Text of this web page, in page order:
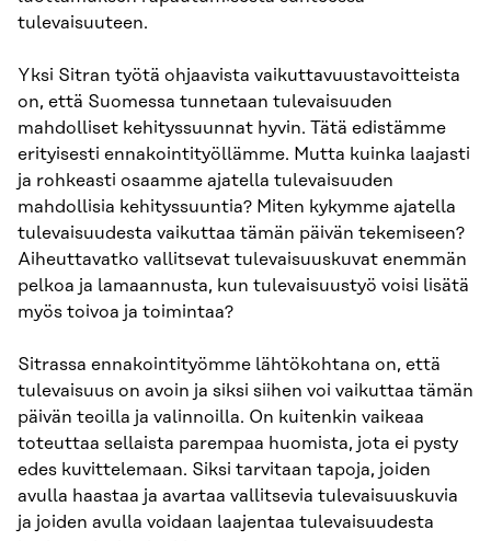
tulevaisuuteen.
Yksi Sitran työtä ohjaavista vaikuttavuustavoitteista
on, että Suomessa tunnetaan tulevaisuuden
mahdolliset kehityssuunnat hyvin. Tätä edistämme
erityisesti ennakointityöllämme. Mutta kuinka laajasti
ja rohkeasti osaamme ajatella tulevaisuuden
mahdollisia kehityssuuntia? Miten kykymme ajatella
tulevaisuudesta vaikuttaa tämän päivän tekemiseen?
Aiheuttavatko vallitsevat tulevaisuuskuvat enemmän
pelkoa ja lamaannusta, kun tulevaisuustyö voisi lisätä
myös toivoa ja toimintaa?
Sitrassa ennakointityömme lähtökohtana on, että
tulevaisuus on avoin ja siksi siihen voi vaikuttaa tämän
päivän teoilla ja valinnoilla. On kuitenkin vaikeaa
toteuttaa sellaista parempaa huomista, jota ei pysty
edes kuvittelemaan. Siksi tarvitaan tapoja, joiden
avulla haastaa ja avartaa vallitsevia tulevaisuuskuvia
ja joiden avulla voidaan laajentaa tulevaisuudesta